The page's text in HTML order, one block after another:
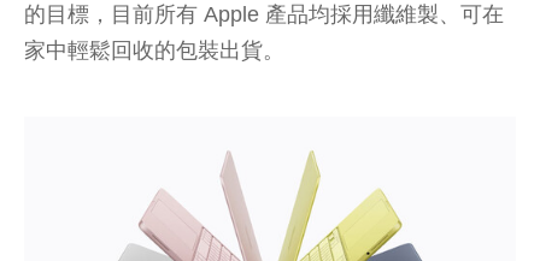
的目標，目前所有 Apple 產品均採用纖維製、可在
家中輕鬆回收的包裝出貨。